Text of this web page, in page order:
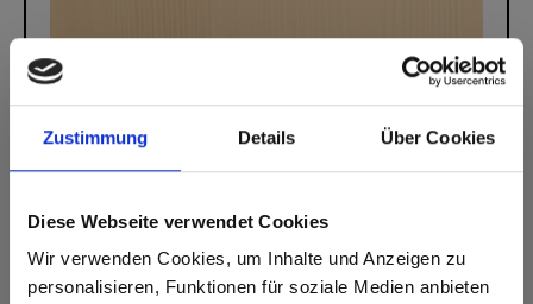
Zustimmung Details Über Cookies
Diese Webseite verwendet Cookies
Wir verwenden Cookies, um Inhalte und Anzeigen zu
personalisieren, Funktionen für soziale Medien anbieten